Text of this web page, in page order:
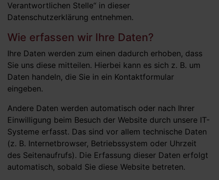
Verantwortlichen Stelle“ in dieser
Datenschutzerklärung entnehmen.
Wie erfassen wir Ihre Daten?
Ihre Daten werden zum einen dadurch erhoben, dass
Sie uns diese mitteilen. Hierbei kann es sich z. B. um
Daten handeln, die Sie in ein Kontaktformular
eingeben.
Andere Daten werden automatisch oder nach Ihrer
Einwilligung beim Besuch der Website durch unsere IT-
Systeme erfasst. Das sind vor allem technische Daten
(z. B. Internetbrowser, Betriebssystem oder Uhrzeit
des Seitenaufrufs). Die Erfassung dieser Daten erfolgt
automatisch, sobald Sie diese Website betreten.